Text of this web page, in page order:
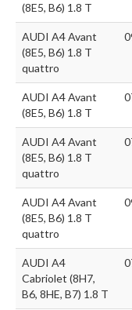
(8E5, B6) 1.8 T
AUDI A4 Avant
(8E5, B6) 1.8 T
quattro
AUDI A4 Avant
(8E5, B6) 1.8 T
AUDI A4 Avant
(8E5, B6) 1.8 T
quattro
AUDI A4 Avant
(8E5, B6) 1.8 T
quattro
AUDI A4
Cabriolet (8H7,
B6, 8HE, B7) 1.8 T